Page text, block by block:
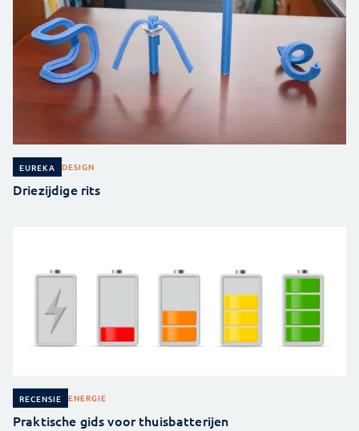
EUREKA DESIGN
Driezijdige rits
RECENSIE ENERGIE
Praktische gids voor thuisbatterijen